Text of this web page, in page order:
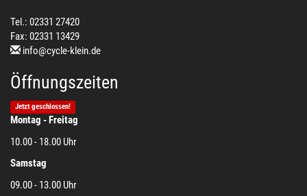
Tel.: 02331 27420
Fax: 02331 13429
info@cycle-klein.de
Öffnungszeiten
Jetzt geschlossen!
Montag - Freitag
10.00 - 18.00 Uhr
Samstag
09.00 - 13.00 Uhr